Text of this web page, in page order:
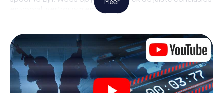
en vooral: vertrouw niemand!
niet opgesloten in een kamer waaruit je jezelf binnen een
bepaald tijdvenster moet bevrijden. Met deze
speurtocht met een smartphone wordt heel Brest jouw
speelveld! De technische voorwaarden voor jouw
avontuur in Brest zijn een smartphone en toegang tot het
mobiel internet. Met één klik krijg jij toegang tot onze app.